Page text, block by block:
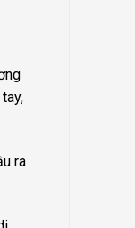
ra